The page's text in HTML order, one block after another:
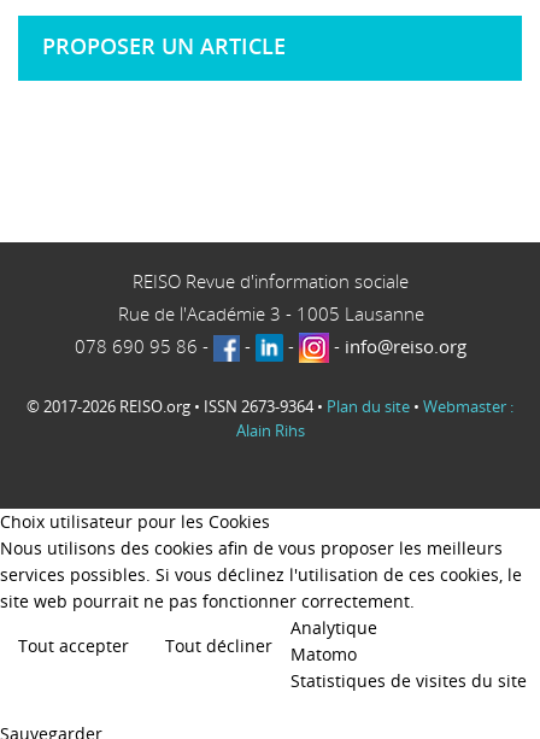
PROPOSER UN ARTICLE
REISO Revue d'information sociale
Rue de l'Académie 3 - 1005 Lausanne
078 690 95 86 - - - - info@reiso.org
© 2017-2026 REISO.org • ISSN 2673-9364 • Plan du site • Webmaster :
Alain Rihs
Choix utilisateur pour les Cookies
Nous utilisons des cookies afin de vous proposer les meilleurs
services possibles. Si vous déclinez l'utilisation de ces cookies, le
site web pourrait ne pas fonctionner correctement.
Tout accepter
Tout décliner
Analytique
Matomo
Statistiques de visites du site
Sauvegarder